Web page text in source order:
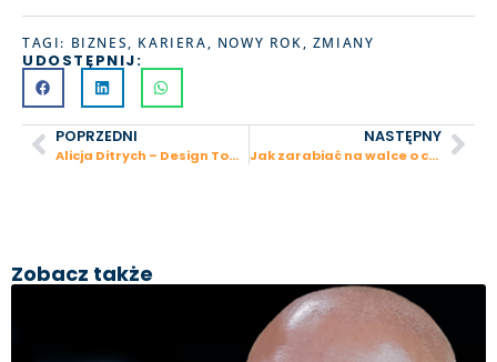
TAGI: BIZNES, KARIERA, NOWY ROK, ZMIANY
UDOSTĘPNIJ:
POPRZEDNI
Alicja Ditrych – Design Town, akwizycje i budowa meblowego e-commerce przy wsparciu aniołów biznesu
NASTĘPNY
Jak zarabiać na walce o czyste powietrze? – Wiktor Warchałowski, Airly
Zobacz także